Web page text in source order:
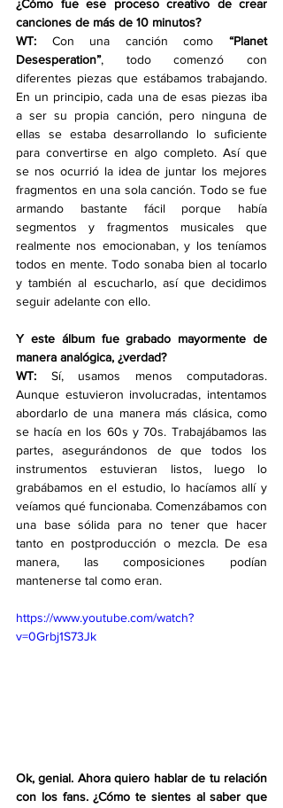
¿Cómo fue ese proceso creativo de crear
canciones de más de 10 minutos?
WT: Con una canción como “Planet
Desesperation”, todo comenzó con
diferentes piezas que estábamos trabajando.
En un principio, cada una de esas piezas iba
a ser su propia canción, pero ninguna de
ellas se estaba desarrollando lo suficiente
para convertirse en algo completo. Así que
se nos ocurrió la idea de juntar los mejores
fragmentos en una sola canción. Todo se fue
armando bastante fácil porque había
segmentos y fragmentos musicales que
realmente nos emocionaban, y los teníamos
todos en mente. Todo sonaba bien al tocarlo
y también al escucharlo, así que decidimos
seguir adelante con ello.
Y este álbum fue grabado mayormente de
manera analógica, ¿verdad?
WT: Sí, usamos menos computadoras.
Aunque estuvieron involucradas, intentamos
abordarlo de una manera más clásica, como
se hacía en los 60s y 70s. Trabajábamos las
partes, asegurándonos de que todos los
instrumentos estuvieran listos, luego lo
grabábamos en el estudio, lo hacíamos allí y
veíamos qué funcionaba. Comenzábamos con
una base sólida para no tener que hacer
tanto en postproducción o mezcla. De esa
manera, las composiciones podían
mantenerse tal como eran.
https://www.youtube.com/watch?
v=0Grbj1S73Jk
Ok, genial. Ahora quiero hablar de tu relación
con los fans. ¿Cómo te sientes al saber que